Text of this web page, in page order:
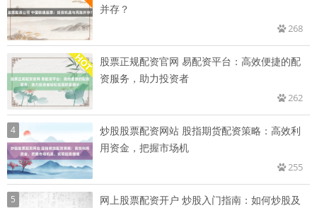
并存？
268
股票正规配资官网 易配资平台：高效便捷的配
资服务，助力投资者
262
4
炒股股票配资网站 股指期货配资策略：高效利
用资金，把握市场机
255
5 网上股票配资开户 炒股入门指南：如何炒股及